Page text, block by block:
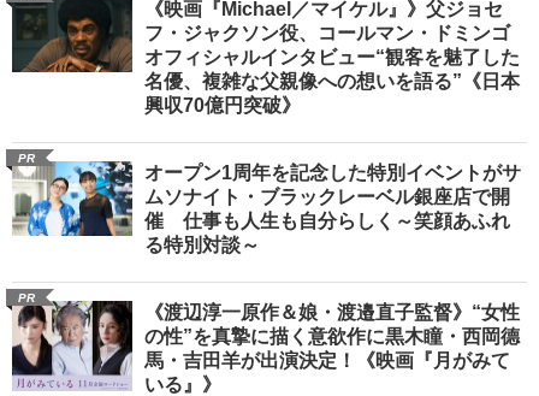
《映画『Michael／マイケル』》父ジョセ
フ・ジャクソン役、コールマン・ドミンゴ
オフィシャルインタビュー“観客を魅了した
名優、複雑な父親像への想いを語る”《日本
興収70億円突破》
PR
オープン1周年を記念した特別イベントがサ
ムソナイト・ブラックレーベル銀座店で開
催 仕事も人生も自分らしく～笑顔あふれ
る特別対談～
PR
《渡辺淳一原作＆娘・渡邉直子監督》“女性
の性”を真摯に描く意欲作に黒木瞳・西岡德
馬・吉田羊が出演決定！《映画『月がみて
いる』》